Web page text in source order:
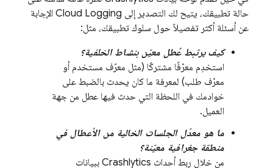
حالة تطبيقك، يتيح لك التصدير إلى Cloud Logging الإجابة
عن أسئلة أكثر تفصيلاً حول سلوك تطبيقك، مثل:
كيف يرتبط عُطل معيّن بنشاط الخلفية؟
استخدِم معرّفًا مشتركًا (مثل معرّف مستخدم أو
معرّف طلب) لمعرفة ما كان يحدث بالضبط على
خوادمك في اللحظة التي حدث فيها عطل من جهة
العميل.
ما هو معدّل الجلسات الخالية من الأعطال في
منطقة جغرافية معيّنة؟
من خلال ربط أحداث Crashlytics ببيانات